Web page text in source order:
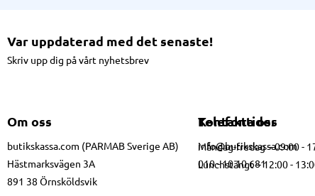
Var uppdaterad med det senaste!
Skriv upp dig på vårt nyhetsbrev
Om oss
butikskassa.com (PARMAB Sverige AB)
Hästmarksvägen 3A
891 38 Örnsköldsvik
Kontakta oss
info@butikskassa.com
010 - 10 10 681
Telefontider
Måndag-fredag – 09:00 -
Lunchstängt – 12:00 -